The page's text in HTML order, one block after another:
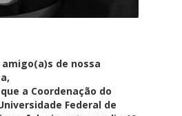
de nossa
a Coordenação do
Federal de